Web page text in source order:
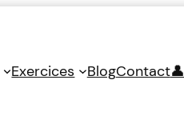
Exercices BlogContact👤